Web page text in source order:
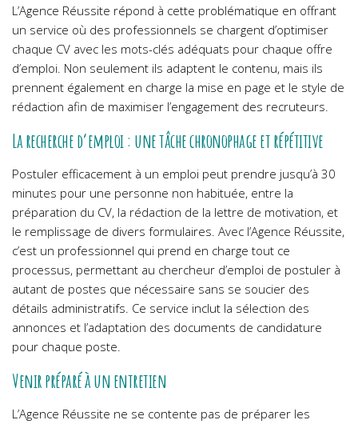
L’Agence Réussite répond à cette problématique en offrant
un service où des professionnels se chargent d’optimiser
chaque CV avec les mots-clés adéquats pour chaque offre
d’emploi. Non seulement ils adaptent le contenu, mais ils
prennent également en charge la mise en page et le style de
rédaction afin de maximiser l’engagement des recruteurs.
La recherche d’emploi : une tâche chronophage et répétitive
Postuler efficacement à un emploi peut prendre jusqu’à 30
minutes pour une personne non habituée, entre la
préparation du CV, la rédaction de la lettre de motivation, et
le remplissage de divers formulaires. Avec l’Agence Réussite,
c’est un professionnel qui prend en charge tout ce
processus, permettant au chercheur d’emploi de postuler à
autant de postes que nécessaire sans se soucier des
détails administratifs. Ce service inclut la sélection des
annonces et l’adaptation des documents de candidature
pour chaque poste.
Venir préparé à un entretien
L’Agence Réussite ne se contente pas de préparer les